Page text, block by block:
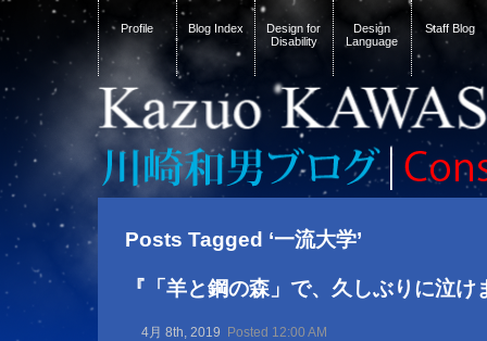
Profile Blog Index
Design for
Disability
Design
Language
Staff Blog
Posts Tagged ‘一流大学’
『「羊と鋼の森」で、久しぶりに泣け
4月 8th, 2019 Posted 12:00 AM